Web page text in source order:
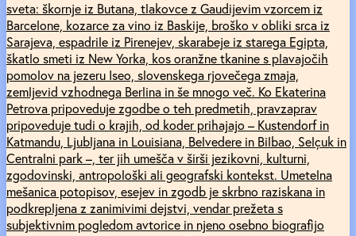
sveta: škornje iz Butana, tlakovce z Gaudijevim vzorcem iz
Barcelone, kozarce za vino iz Baskije, broško v obliki srca iz
Sarajeva, espadrile iz Pirenejev, skarabeje iz starega Egipta,
škatlo smeti iz New Yorka, kos oranžne tkanine s plavajočih
pomolov na jezeru Iseo, slovenskega rjovečega zmaja,
zemljevid vzhodnega Berlina in še mnogo več. Ko Ekaterina
Petrova pripoveduje zgodbe o teh predmetih, pravzaprav
pripoveduje tudi o krajih, od koder prihajajo – Kustendorf in
Katmandu, Ljubljana in Louisiana, Belvedere in Bilbao, Selçuk in
Centralni park –, ter jih umešča v širši jezikovni, kulturni,
zgodovinski, antropološki ali geografski kontekst. Umetelna
mešanica potopisov, esejev in zgodb je skrbno raziskana in
podkrepljena z zanimivimi dejstvi, vendar prežeta s
subjektivnim pogledom avtorice in njeno osebno biografijo